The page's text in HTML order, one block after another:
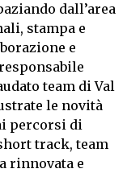
dall’area
stampa e
e
team di Val
le novità
percorsi di
track, team
rinnovata e